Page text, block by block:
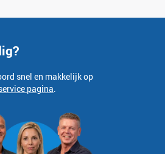
snel en makkelijk op
pagina.